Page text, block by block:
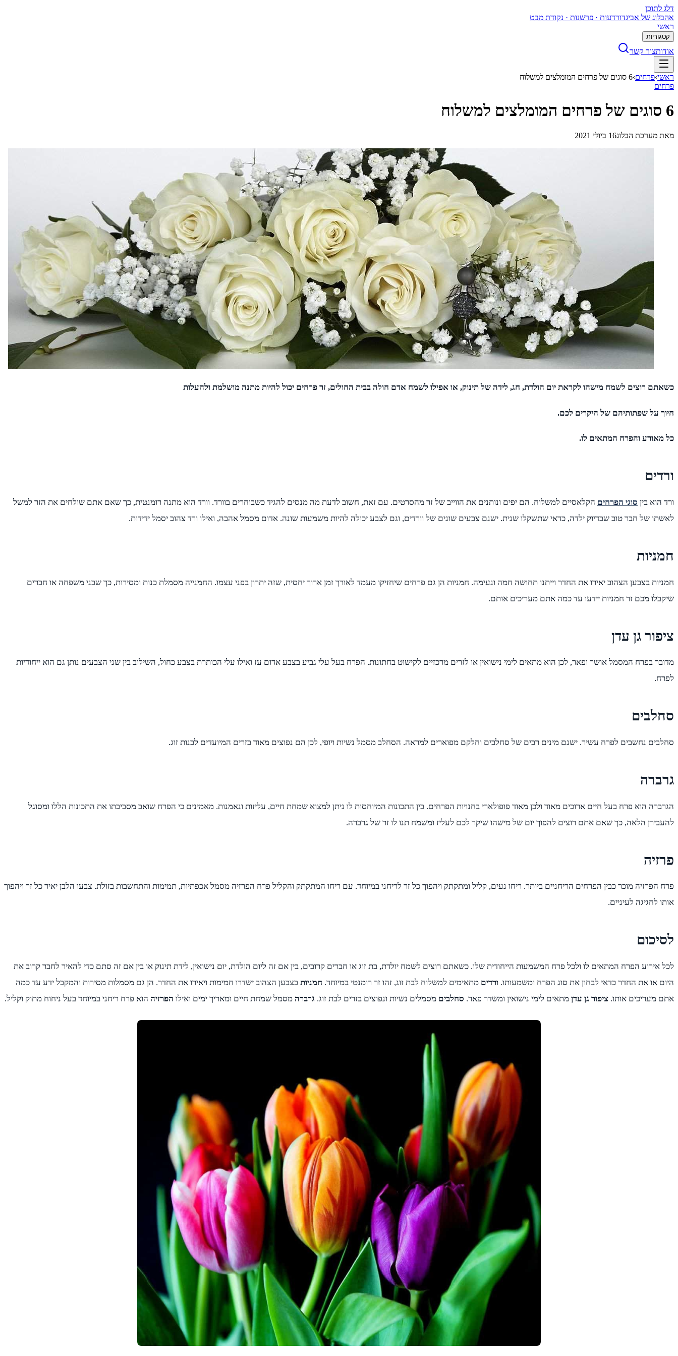
דלג לתוכן
אהבלוג של אביגדורדעות · פרשנות · נקודת מבט
ראשי
קטגוריות
אודותצור קשר
ראשי›פרחים›6 סוגים של פרחים המומלצים למשלוח
פרחים
6 סוגים של פרחים המומלצים למשלוח
מאת מערכת הבלוג16 ביולי 2021
כשאתם רוצים לשמח מישהו לקראת יום הולדת, חג, לידה של תינוק, או אפילו לשמח אדם חולה בבית החולים, זר פרחים יכול להיות מתנה מושלמת ולהעלות
חיוך על שפתותיהם של היקרים לכם.
כל מאורע והפרח המתאים לו.
ורדים
ורד הוא בין סוגי הפרחים הקלאסיים למשלוח. הם יפים ונותנים את הווייב של זר מהסרטים. עם זאת, חשוב לדעת מה מנסים להגיד כשבוחרים בוורד. וורד הוא מתנה רומנטית, כך שאם אתם שולחים את הזר למשל
לאשתו של חבר טוב שבדיוק ילדה, כדאי שתשקלו שנית. ישנם צבעים שונים של וורדים, וגם לצבע יכולה להיות משמעות שונה. אדום מסמל אהבה, ואילו ורד צהוב יסמל ידידות.
חמניות
חמניות בצבען הצהוב יאירו את החדר וייתנו תחושה חמה ונעימה. חמניות הן גם פרחים שיחזיקו מעמד לאורך זמן ארוך יחסית, שזה יתרון בפני עצמו. החמנייה מסמלת כנות ומסירות, כך שבני משפחה או חברים
שיקבלו מכם זר חמניות יידעו עד כמה אתם מעריכים אותם.
ציפור גן עדן
מדובר בפרח המסמל אושר ופאר, לכן הוא מתאים לימי נישואין או לזרים מרכזיים לקישוט בחתונות. הפרח בעל עלי גביע בצבע אדום עז ואילו עלי הכותרת בצבע כחול, השילוב בין שני הצבעים נותן גם הוא ייחודיות
לפרח.
סחלבים
סחלבים נחשבים לפרח עשיר. ישנם מינים רבים של סחלבים וחלקם מפוארים למראה. הסחלב מסמל נשיות ויופי, לכן הם נפוצים מאוד בזרים המיועדים לבנות זוג.
גרברה
הגרברה הוא פרח בעל חיים ארוכים מאוד ולכן מאוד פופולארי בחנויות הפרחים. בין התכונות המיוחסות לו ניתן למצוא שמחת חיים, עליזות ונאמנות. מאמינים כי הפרח שואב מסביבתו את התכונות הללו ומסוגל
להעבירן הלאה, כך שאם אתם רוצים להפוך יום של מישהו שיקר לכם לעליז ומשמח תנו לו זר של גרברה.
פרזיה
פרח הפרזיה מוכר כבין הפרחים הריחניים ביותר. ריחו נעים, קליל ומתקתק ויהפוך כל זר לריחני במיוחד. עם ריחו המתקתק והקליל פרח הפרזיה מסמל אכפתיות, תמימות והתחשבות בזולת. צבעו הלבן יאיר כל זר ויהפוך
אותו לחגיגה לעיניים.
לסיכום
לכל אירוע הפרח המתאים לו ולכל פרח המשמעות הייחודית שלו. כשאתם רוצים לשמח יולדת, בת זוג או חברים קרובים, בין אם זה ליום הולדת, יום נישואין, לידת תינוק או בין אם זה סתם כדי להאיר לחבר קרוב את
היום או את החדר כדאי לבחון את סוג הפרח ומשמעותו. ורדים מתאימים למשלוח לבת זוג, זהו זר רומנטי במיוחד. חמניות בצבען הצהוב ישדרו חמימות ויאירו את החדר. הן גם מסמלות מסירות והמקבל ידע עד כמה
אתם מעריכים אותו. ציפור גן עדן מתאים לימי נישואין ומשדר פאר. סחלבים מסמלים נשיות ונפוצים בזרים לבת זוג. גרברה מסמל שמחת חיים ומאריך ימים ואילו הפרזיה הוא פרח ריחני במיוחד בעל ניחוח מתוק וקליל.